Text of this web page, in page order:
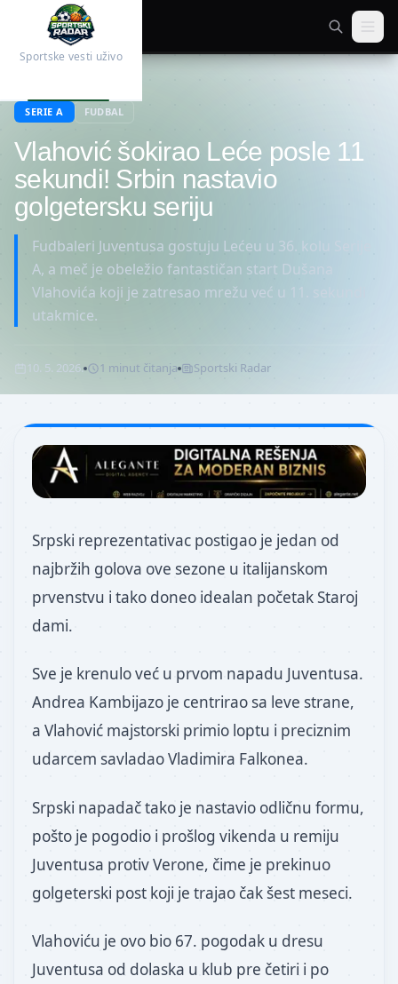
Sportske vesti uživo
SERIE A FUDBAL
Vlahović šokirao Leće posle 11
sekundi! Srbin nastavio
golgetersku seriju
Fudbaleri Juventusa gostuju Lećeu u 36. kolu Serije
A, a meč je obeležio fantastičan start Dušana
Vlahovića koji je zatresao mrežu već u 11. sekundi
utakmice.
10. 5. 2026. 1 minut čitanja Sportski Radar
Srpski reprezentativac postigao je jedan od
najbržih golova ove sezone u italijanskom
prvenstvu i tako doneo idealan početak Staroj
dami.
Sve je krenulo već u prvom napadu Juventusa.
Andrea Kambijazo je centrirao sa leve strane,
a Vlahović majstorski primio loptu i preciznim
udarcem savladao Vladimira Falkonea.
Srpski napadač tako je nastavio odličnu formu,
pošto je pogodio i prošlog vikenda u remiju
Juventusa protiv Verone, čime je prekinuo
golgeterski post koji je trajao čak šest meseci.
Vlahoviću je ovo bio 67. pogodak u dresu
Juventusa od dolaska u klub pre četiri i po